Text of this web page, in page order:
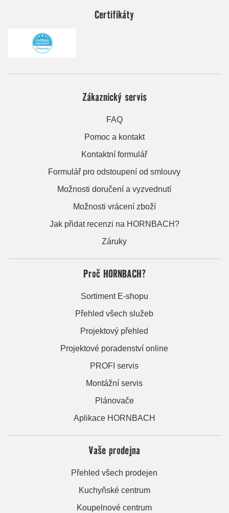
Certifikáty
Zákaznický servis
FAQ
Pomoc a kontakt
Kontaktní formulář
Formulář pro odstoupení od smlouvy
Možnosti doručení a vyzvednutí
Možnosti vrácení zboží
Jak přidat recenzi na HORNBACH?
Záruky
Proč HORNBACH?
Sortiment E-shopu
Přehled všech služeb
Projektový přehled
Projektové poradenství online
PROFI servis
Montážní servis
Plánovače
Aplikace HORNBACH
Vaše prodejna
Přehled všech prodejen
Kuchyňské centrum
Koupelnové centrum